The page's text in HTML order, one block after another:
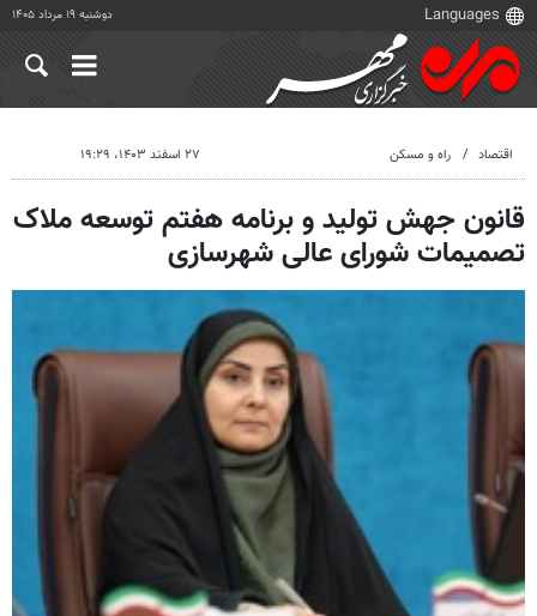
دوشنبه ۱۹ مرداد ۱۴۰۵
اقتصاد راه و مسکن ۲۷ اسفند ۱۴۰۳، ۱۹:۲۹
قانون جهش تولید و برنامه هفتم توسعه ملاک
تصمیمات شورای‌ عالی شهرسازی